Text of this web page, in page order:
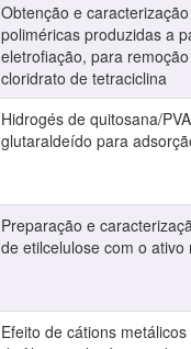
Obtenção e
poliméricas produzidas a
eletrofiação, para
cloridrato de tetraciclina
Hidrogés de quitosana/
glutaraldeído para
Preparação e
de etilcelulose com o ativo
Efeito de cátions